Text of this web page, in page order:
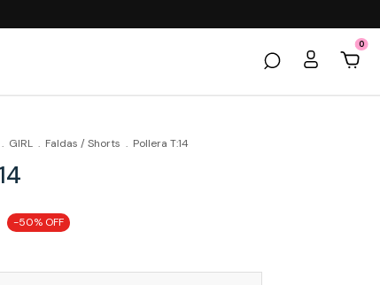
0
. GIRL . Faldas / Shorts . Pollera T:14
-50% OFF